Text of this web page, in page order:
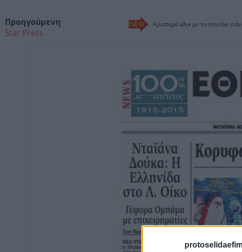
Αριστερό κλικ με το ποντίκι
Προηγούμενη
Star Press